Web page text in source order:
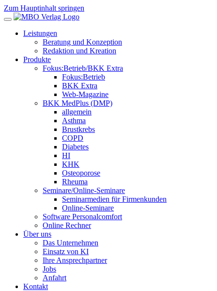
Zum Hauptinhalt springen
Leistungen
Beratung und Konzeption
Redaktion und Kreation
Produkte
Fokus:Betrieb/BKK Extra
Fokus:Betrieb
BKK Extra
Web-Magazine
BKK MedPlus (DMP)
allgemein
Asthma
Brustkrebs
COPD
Diabetes
HI
KHK
Osteoporose
Rheuma
Seminare/Online-Seminare
Seminarmedien für Firmenkunden
Online-Seminare
Software Personalcomfort
Online Rechner
Über uns
Das Unternehmen
Einsatz von KI
Ihre Ansprechpartner
Jobs
Anfahrt
Kontakt